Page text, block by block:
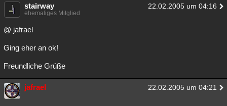
stairway 22.02.2005 um 04:16
ehemaliges Mitglied
@ jafrael
Ging eher an ok!
Freundliche Grüße
jafrael 22.02.2005 um 04:21